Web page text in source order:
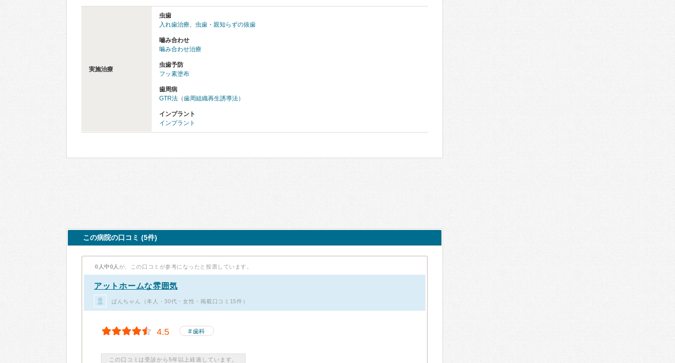
実施治療
虫歯
入れ歯治療、 虫歯・親知らずの抜歯
嚙み合わせ
噛み合わせ治療
虫歯予防
フッ素塗布
歯周病
GTR法（歯周組織再生誘導法）
インプラント
インプラント
この病院の口コミ (5件)
0人中0人 が、この口コミが参考になったと投票しています。
アットホームな雰囲気
ぱんちゃん（本人・30代・女性・掲載口コミ15件）
4.5 歯科
この口コミは受診から5年以上経過しています。